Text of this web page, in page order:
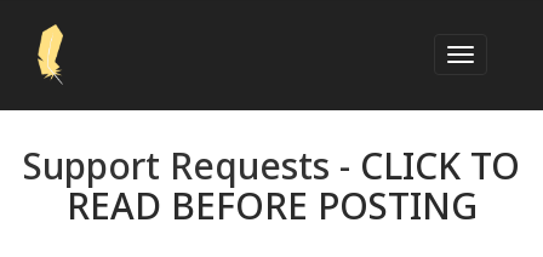
Support Requests - CLICK TO
READ BEFORE POSTING